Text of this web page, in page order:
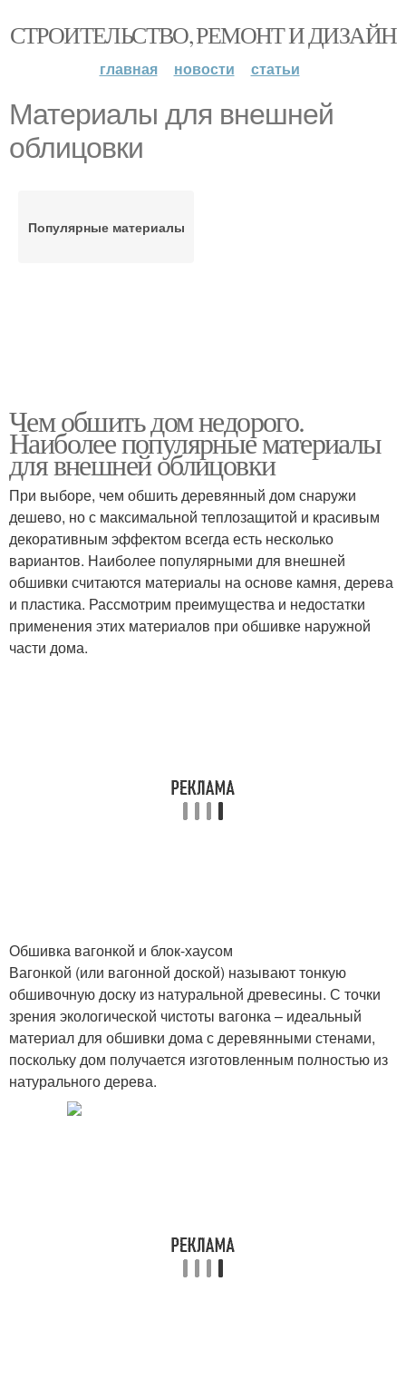
СТРОИТЕЛЬСТВО, РЕМОНТ И ДИЗАЙН
главная новости статьи
Материалы для внешней
облицовки
Популярные материалы
Чем обшить дом недорого.
Наиболее популярные материалы
для внешней облицовки
При выборе, чем обшить деревянный дом снаружи
дешево, но с максимальной теплозащитой и красивым
декоративным эффектом всегда есть несколько
вариантов. Наиболее популярными для внешней
обшивки считаются материалы на основе камня, дерева
и пластика. Рассмотрим преимущества и недостатки
применения этих материалов при обшивке наружной
части дома.
Обшивка вагонкой и блок-хаусом
Вагонкой (или вагонной доской) называют тонкую
обшивочную доску из натуральной древесины. С точки
зрения экологической чистоты вагонка – идеальный
материал для обшивки дома с деревянными стенами,
поскольку дом получается изготовленным полностью из
натурального дерева.